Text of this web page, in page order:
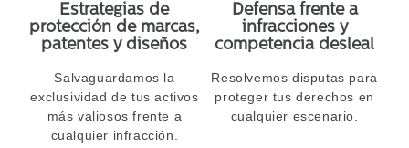
Estrategias de
protección de marcas,
patentes y diseños
Salvaguardamos la
exclusividad de tus activos
más valiosos frente a
cualquier infracción.
Defensa frente a
infracciones y
competencia desleal
Resolvemos disputas para
proteger tus derechos en
cualquier escenario.